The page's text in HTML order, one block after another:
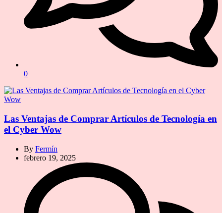
0
Las Ventajas de Comprar Artículos de Tecnología en
el Cyber Wow
By Fermín
febrero 19, 2025